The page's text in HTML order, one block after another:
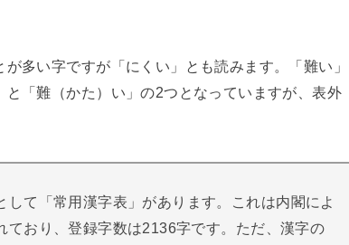
多い字ですが「にくい」とも読みます。「難い」
「難（かた）い」の2つとなっていますが、表外
て「常用漢字表」があります。これは内閣によ
ており、登録字数は2136字です。ただ、漢字の